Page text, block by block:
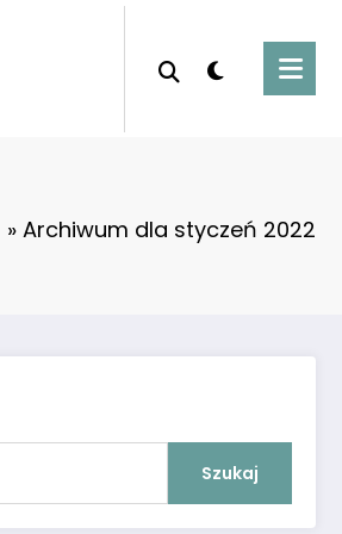
» Archiwum dla styczeń 2022
Szukaj